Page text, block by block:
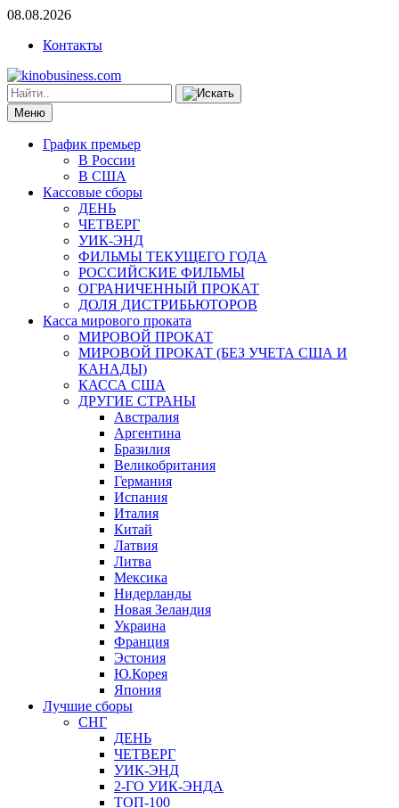
08.08.2026
Контакты
Меню
График премьер
В России
В США
Кассовые сборы
ДЕНЬ
ЧЕТВЕРГ
УИК-ЭНД
ФИЛЬМЫ ТЕКУЩЕГО ГОДА
РОССИЙСКИЕ ФИЛЬМЫ
ОГРАНИЧЕННЫЙ ПРОКАТ
ДОЛЯ ДИСТРИБЬЮТОРОВ
Касса мирового проката
МИРОВОЙ ПРОКАТ
МИРОВОЙ ПРОКАТ (БЕЗ УЧЕТА США И
КАНАДЫ)
КАССА США
ДРУГИЕ СТРАНЫ
Австралия
Аргентина
Бразилия
Великобритания
Германия
Испания
Италия
Китай
Латвия
Литва
Мексика
Нидерланды
Новая Зеландия
Украина
Франция
Эстония
Ю.Корея
Япония
Лучшие сборы
СНГ
ДЕНЬ
ЧЕТВЕРГ
УИК-ЭНД
2-ГО УИК-ЭНДА
ТОП-100